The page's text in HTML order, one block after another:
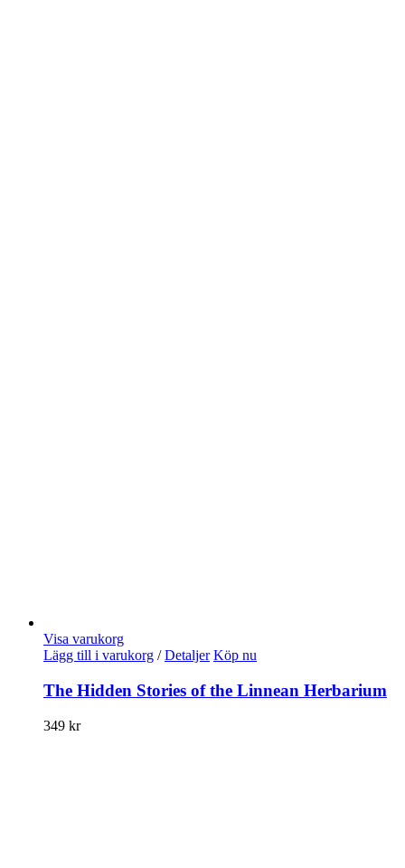
Visa varukorg
Lägg till i varukorg / Detaljer Köp nu
The Hidden Stories of the Linnean Herbarium
349 kr